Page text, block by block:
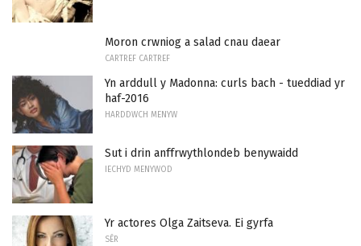
Moron crwniog a salad cnau daear
CARTREF CARTREF
Yn arddull y Madonna: curls bach - tueddiad yr
haf-2016
HARDDWCH MENYW
Sut i drin anffrwythlondeb benywaidd
IECHYD MENYWOD
Yr actores Olga Zaitseva. Ei gyrfa
SÊR